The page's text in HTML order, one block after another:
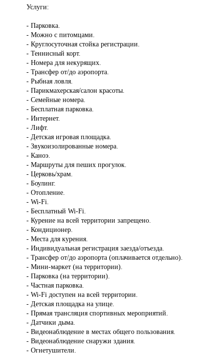
Услуги:
- Парковка.
- Можно с питомцами.
- Круглосуточная стойка регистрации.
- Теннисный корт.
- Номера для некурящих.
- Трансфер от/до аэропорта.
- Рыбная ловля.
- Парикмахерская/салон красоты.
- Семейные номера.
- Бесплатная парковка.
- Интернет.
- Лифт.
- Детская игровая площадка.
- Звукоизолированные номера.
- Каноэ.
- Маршруты для пеших прогулок.
- Церковь/храм.
- Боулинг.
- Отопление.
- Wi-Fi.
- Бесплатный Wi-Fi.
- Курение на всей территории запрещено.
- Кондиционер.
- Места для курения.
- Индивидуальная регистрация заезда/отъезда.
- Трансфер от/до аэропорта (оплачивается отдельно).
- Мини-маркет (на территории).
- Парковка (на территории).
- Частная парковка.
- Wi-Fi доступен на всей территории.
- Детская площадка на улице.
- Прямая трансляция спортивных мероприятий.
- Датчики дыма.
- Видеонаблюдение в местах общего пользования.
- Видеонаблюдение снаружи здания.
- Огнетушители.